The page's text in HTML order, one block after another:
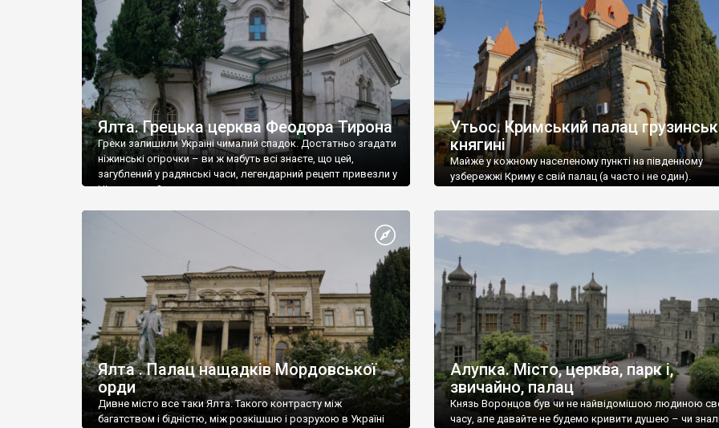
Херсонесу Таврійського названо місто […]
Ялта. Грецька церква Феодора Тирона
Греки залишили Україні чималий спадок. Достатньо згадати
ніжинські огірочки – ви ж мабуть всі знаєте, що цей,
загублений у радянські часи, легендарний рецепт привезли у
Ніжин греки?
Утьос. Кримський палац
княгині
Майже у кожному населеному пункті на південному
узбережжі Криму є свій палац (а часто і не один).
Ялта . Палац нащадків Мордовської
орди
Дивне місто все таки Ялта. Такого контрасту між
багатством і бідністю, між розкішшю і розрухою в Україні
Алупка. Місто, церква, парк і,
звичайно, палац
Князь Воронцов був чи не найвідомішою людиною
часу, але давайте не будемо кривити душею – чи